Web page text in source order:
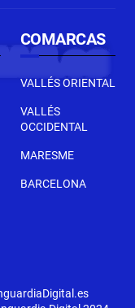
COMARCAS
VALLÉS ORIENTAL
VALLÉS
OCCIDENTAL
MARESME
BARCELONA